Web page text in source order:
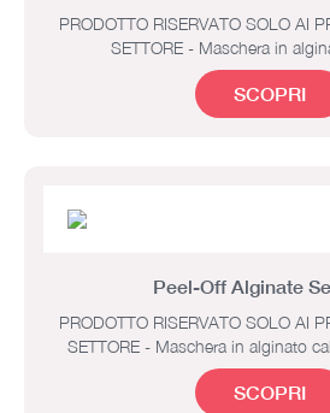
PRODOTTO RISERVATO SOLO AI
SETTORE - Maschera in
SCOPRI
Peel-Off Alginate
PRODOTTO RISERVATO SOLO AI
SETTORE - Maschera in alginato
SCOPRI